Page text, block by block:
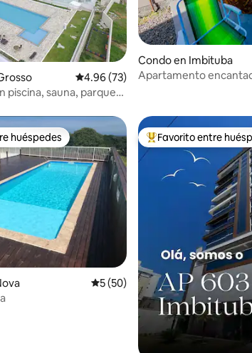
5, 54 reseñas
Calificación promedio: 4.96 de 5, 73
4.96 (73)
piscina, sauna, parque
Condo en Imbituba
Apartamento
5, 13 reseñas
preferido
huéspedes
Calificación promedio: 5 de 5, 50
5 (50)
Favorito entre
Favorito entre